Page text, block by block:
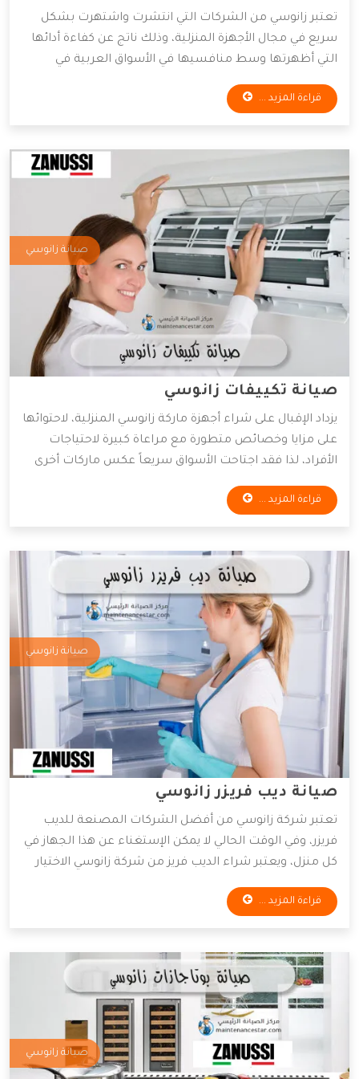
تعتبر زانوسي من الشركات التي انتشرت واشتهرت بشكل
سريع في مجال الأجهزة المنزلية، وذلك ناتج عن كفاءة أدائها
التي أظهرتها وسط منافسيها في الأسواق العربية في
الشرق الأوسط، لهذا سنضيف لمعلوماتكم بعض النقاط
الخاصة بأعمال صيانة أجهزة ثلاجات زانوسي، فتابعوا معنا
قراءة المزيد ...
صيانة زانوسي
صيانة تكييفات زانوسي
يزداد الإقبال على شراء أجهزة ماركة زانوسي المنزلية، لاحتوائها
على مزايا وخصائص متطورة مع مراعاة كبيرة لاحتياجات
الأفراد، لذا فقد اجتاحت الأسواق سريعاً عكس ماركات أخرى
ما زالت حتى الآن غير معروفة لدى العديد، وتأتي زانوسي
بخدمات أيضاً رائعة كـ كفاءة أجهزتها بين المنافسين، وهذا
قراءة المزيد ...
صيانة زانوسي
صيانة ديب فريزر زانوسي
تعتبر شركة زانوسي من أفضل الشركات المصنعة للديب
فريزر، وفي الوقت الحالي لا يمكن الإستغناء عن هذا الجهاز في
كل منزل، ويعتبر شراء الديب فريز من شركة زانوسي الاختيار
الأمثل للعديد من العملاء، وسوف نوضح لكم في هذه المقالة
أهم الخدمات المقدمة من شركة زانوسي وصيانة الديب فريزر.
قراءة المزيد ...
صيانة زانوسي